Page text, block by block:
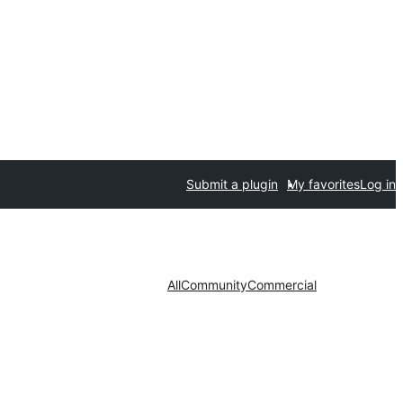
Submit a plugin My favoritesLog in
AllCommunityCommercial